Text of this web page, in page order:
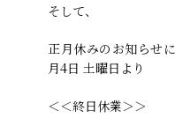
そして、
正月休みのお知らせ
月4日 土曜日より
＜＜終日休業＞＞